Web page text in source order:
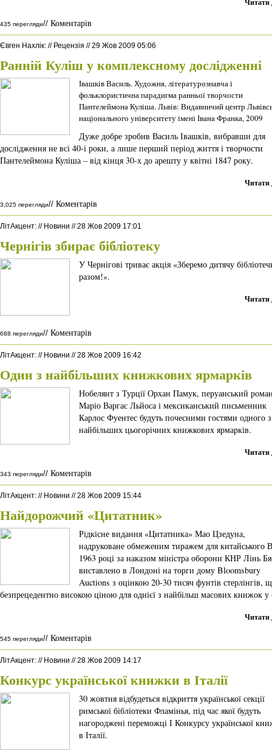
Читати
435 перегляди// Коментарів
Євген Нахлік: // Рецензія //29 Жов 2009 05:06
Ранній Куліш у комплексному дослідженні
Івашків Василь. Художня, літературознавча і
фольклористична парадигма ранньої творчости
Пантелеймона Куліша. Львів: Видавничий центр
національного університету імені Івана Франка, 2009
Дуже добре зробив Василь Івашків, вибравши для
дослідження не всі 40-і роки, а лише перший період життя і творчости
Пантелеймона Куліша – від кінця 30-х до арешту у квітні 1847 року.
Читати
3,025 перегляди// Коментарів
ЛітАкцент: // Новини //28 Жов 2009 17:01
Чернігів збирає бібліотеку
У Чернігові триває акція «Зберемо дитячу
разом!».
Читати
688 перегляди// Коментарів
ЛітАкцент: // Новини //28 Жов 2009 16:42
Один з найбільших книжкових ярмарків
Нобелянт з Турції Орхан Памук, перуанський
Маріо Варгас Льйоса і мексиканський письменник
Карлос Фуентес будуть почесними гостями одного з
найбільших цьогорічних книжкових ярмарків.
Читати
343 перегляди// Коментарів
ЛітАкцент: // Новини //28 Жов 2009 15:44
Найдорожчий «Цитатник»
Рідкісне видання «Цитатника» Мао Цзедуна,
надруковане обмеженим тиражем для китайського
1963 році за наказом міністра оборони КНР Лінь
виставлено в Лондоні на торги дому Bloomsbury
Auctions з оцінкою 20-30 тисяч фунтів стерлінгів,
безпрецедентно високою ціною для однієї з найбільш масових книжок у
Читати
545 перегляди// Коментарів
ЛітАкцент: // Новини //28 Жов 2009 14:17
Конкурс української книжки в Італії
30 жовтня відбудеться відкриття української секції
римської бібліотеки Фламінья, під час якої будуть
нагороджені переможці І Конкурсу української
в Італії.